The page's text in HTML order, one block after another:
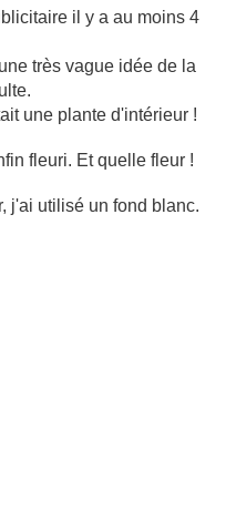
il y a au moins 4
très vague idée de la
une plante d'intérieur !
fleuri. Et quelle fleur !
j'ai utilisé un fond blanc.